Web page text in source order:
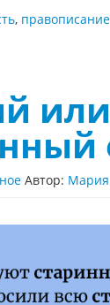
, правописание
или
Автор: Мария